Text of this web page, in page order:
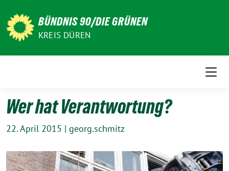
zum
Inhalt
BÜNDNIS 90/DIE GRÜNEN
KREIS DÜREN
Wer hat Verantwortung?
22. April 2015 | georg.schmitz